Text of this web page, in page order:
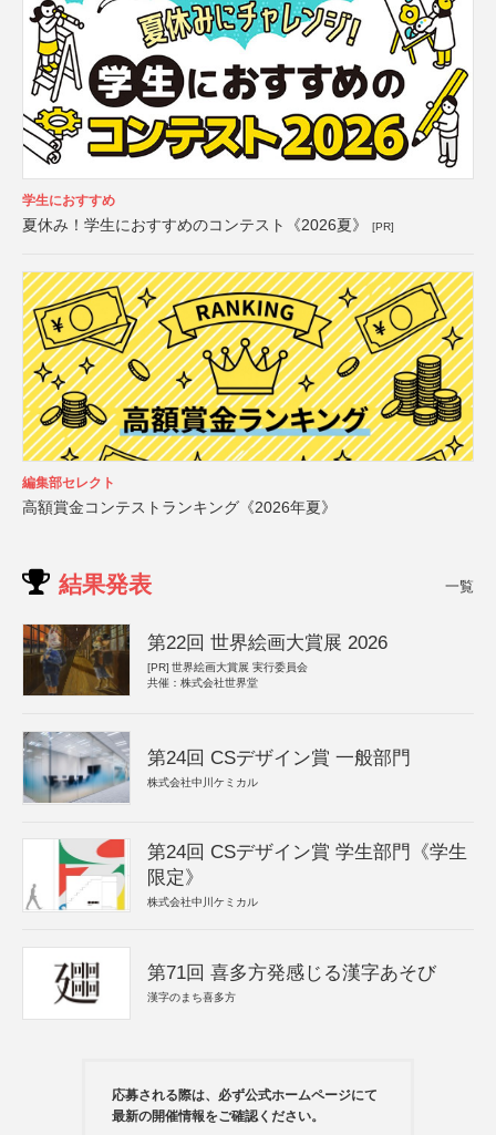
学生におすすめ
夏休み！学生におすすめのコンテスト《2026夏》 [PR]
編集部セレクト
高額賞金コンテストランキング《2026年夏》
結果発表 一覧
第22回 世界絵画大賞展 2026
[PR] 世界絵画大賞展 実行委員会
共催：株式会社世界堂
第24回 CSデザイン賞 一般部門
株式会社中川ケミカル
第24回 CSデザイン賞 学生部門《学生
限定》
株式会社中川ケミカル
第71回 喜多方発感じる漢字あそび
漢字のまち喜多方
応募される際は、必ず公式ホームページにて
最新の開催情報をご確認ください。